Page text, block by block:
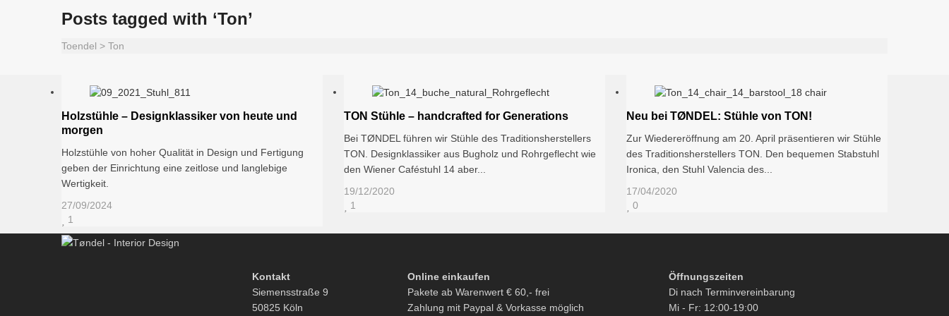
Posts tagged with ‘Ton’
Toendel > Ton
Holzstühle – Designklassiker von heute und
morgen
Holzstühle von hoher Qualität in Design und Fertigung
geben der Einrichtung eine zeitlose und langlebige
Wertigkeit.
27/09/2024
1
TON Stühle – handcrafted for Generations
Bei TØNDEL führen wir Stühle des Traditionsherstellers
TON. Designklassiker aus Bugholz und Rohrgeflecht wie
den Wiener Caféstuhl 14 aber...
19/12/2020
1
Neu bei TØNDEL: Stühle von TON!
Zur Wiedereröffnung am 20. April präsentieren wir Stühle
des Traditionsherstellers TON. Den bequemen Stabstuhl
Ironica, den Stuhl Valencia des...
17/04/2020
0
Kontakt
Siemensstraße 9
50825 Köln
Online einkaufen
Pakete ab Warenwert € 60,- frei
Zahlung mit Paypal & Vorkasse möglich
Öffnungszeiten
Di nach Terminvereinbarung
Mi - Fr: 12:00-19:00